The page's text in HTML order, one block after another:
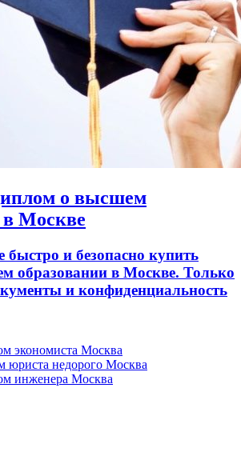
о высшем
в Москве
и безопасно купить
образовании в Москве. Только
и конфиденциальность
экономиста Москва
юриста недорого Москва
инженера Москва